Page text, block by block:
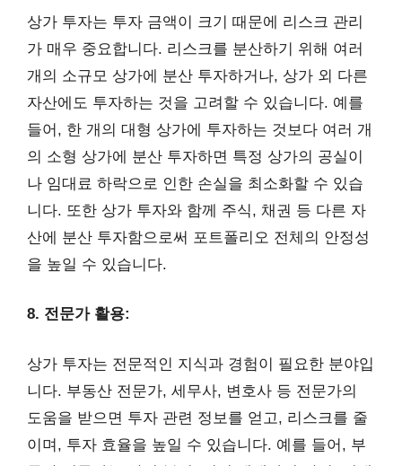
상가 투자는 투자 금액이 크기 때문에 리스크 관리
가 매우 중요합니다. 리스크를 분산하기 위해 여러
개의 소규모 상가에 분산 투자하거나, 상가 외 다른
자산에도 투자하는 것을 고려할 수 있습니다. 예를
들어, 한 개의 대형 상가에 투자하는 것보다 여러 개
의 소형 상가에 분산 투자하면 특정 상가의 공실이
나 임대료 하락으로 인한 손실을 최소화할 수 있습
니다. 또한 상가 투자와 함께 주식, 채권 등 다른 자
산에 분산 투자함으로써 포트폴리오 전체의 안정성
을 높일 수 있습니다.
8. 전문가 활용:
상가 투자는 전문적인 지식과 경험이 필요한 분야입
니다. 부동산 전문가, 세무사, 변호사 등 전문가의
도움을 받으면 투자 관련 정보를 얻고, 리스크를 줄
이며, 투자 효율을 높일 수 있습니다. 예를 들어, 부